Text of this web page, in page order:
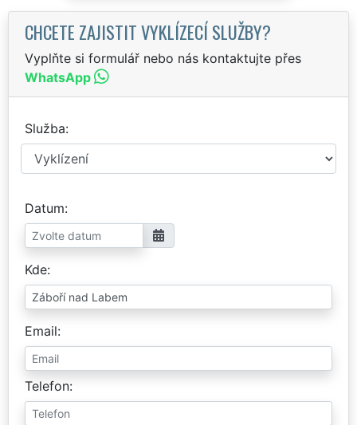
CHCETE ZAJISTIT VYKLÍZECÍ SLUŽBY?
Vyplňte si formulář nebo nás kontaktujte přes
WhatsApp
Služba
Datum
Kde
Email
Telefon